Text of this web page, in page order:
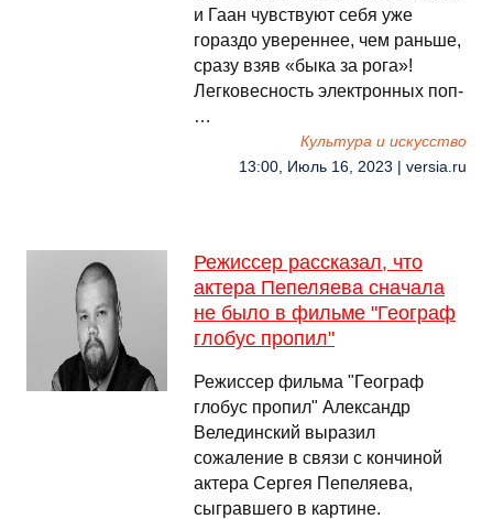
и Гаан чувствуют себя уже
гораздо увереннее, чем раньше,
сразу взяв «быка за рога»!
Легковесность электронных поп-
…
Культура и искусство
13:00, Июль 16, 2023 | versia.ru
Режиссер рассказал, что
актера Пепеляева сначала
не было в фильме "Географ
глобус пропил"
Режиссер фильма "Географ
глобус пропил" Александр
Велединский выразил
сожаление в связи с кончиной
актера Сергея Пепеляева,
сыгравшего в картине.